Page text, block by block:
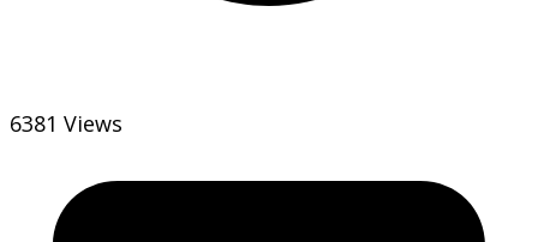
6381 Views